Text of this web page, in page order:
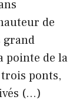
de
grand
pointe de la
ponts,
(…)